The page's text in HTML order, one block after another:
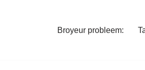
Broyeur probleem: